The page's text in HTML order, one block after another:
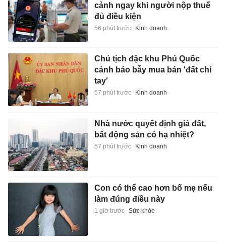
cảnh ngay khi người nộp thuế
đủ điều kiện
56 phút trước Kinh doanh
Chủ tịch đặc khu Phú Quốc
cảnh báo bẫy mua bán 'đất chỉ
tay'
57 phút trước Kinh doanh
Nhà nước quyết định giá đất,
bất động sản có hạ nhiệt?
57 phút trước Kinh doanh
Con có thể cao hơn bố mẹ nếu
làm đúng điều này
1 giờ trước Sức khỏe